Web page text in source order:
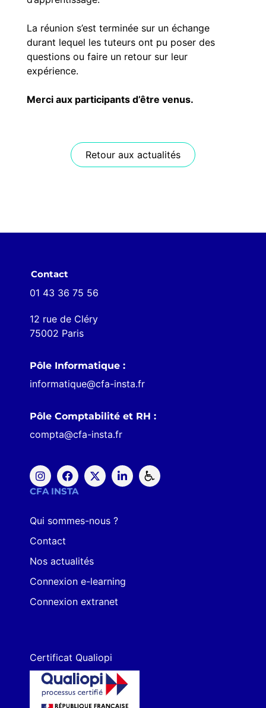
La réunion s’est terminée sur un échange
durant lequel les tuteurs ont pu poser des
questions ou faire un retour sur leur
expérience.
Merci aux participants d’être venus.
Retour aux actualités
Contact
01 43 36 75 56
12 rue de Cléry
75002 Paris
Pôle Informatique :
informatique@cfa-insta.fr
Pôle Comptabilité et RH :
compta@cfa-insta.fr
CFA INSTA
Qui sommes-nous ?
Contact
Nos actualités
Connexion e-learning
Connexion extranet
Certificat Qualiopi